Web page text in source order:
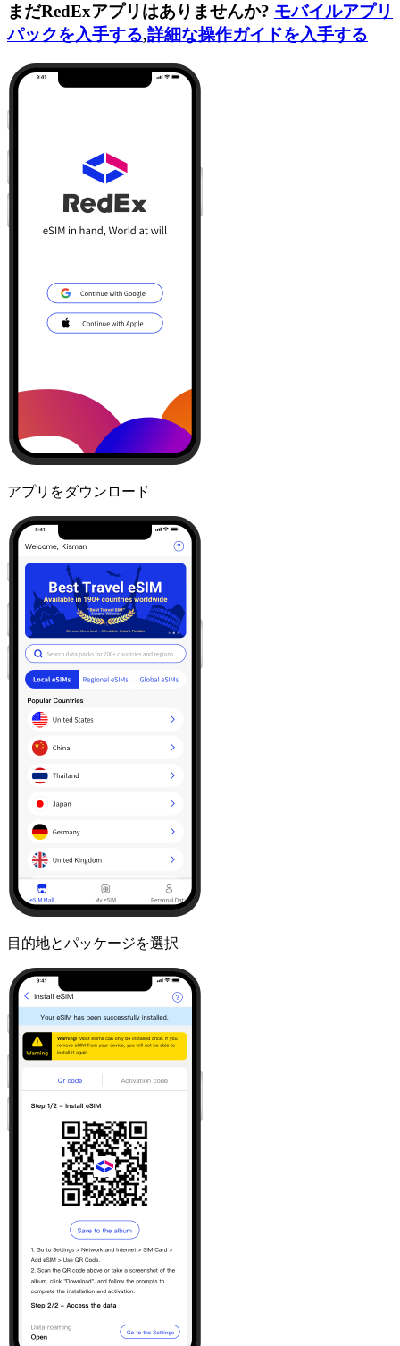
まだRedExアプリはありませんか? モバイルアプリ
パックを入手する,詳細な操作ガイドを入手する
アプリをダウンロード
目的地とパッケージを選択